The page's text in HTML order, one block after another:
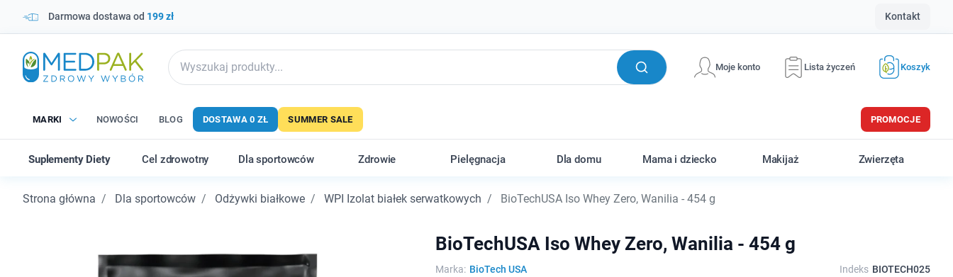
Darmowa dostawa od 199 zł Kontakt
Moje konto Lista życzeń Koszyk
MARKI NOWOŚCI BLOG DOSTAWA 0 ZŁ SUMMER SALE PROMOCJE
Suplementy Diety Cel zdrowotny Dla sportowców Zdrowie Pielęgnacja Dla domu Mama i dziecko Makijaż Zwierzęta
Strona główna Dla sportowców Odżywki białkowe WPI Izolat białek serwatkowych BioTechUSA Iso Whey Zero, Wanilia - 454 g
BioTechUSA Iso Whey Zero, Wanilia - 454 g
Marka: BioTech USA Indeks BIOTECH025